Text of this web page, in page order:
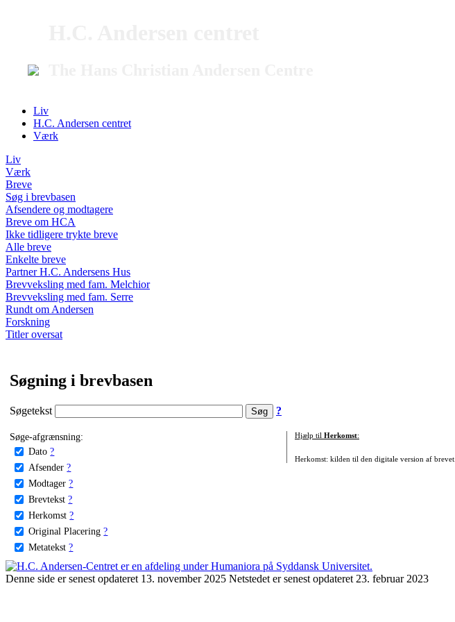
Liv
H.C. Andersen centret
Værk
Liv
Værk
Breve
Søg i brevbasen
Afsendere og modtagere
Breve om HCA
Ikke tidligere trykte breve
Alle breve
Enkelte breve
Partner H.C. Andersens Hus
Brevveksling med fam. Melchior
Brevveksling med fam. Serre
Rundt om Andersen
Forskning
Titler oversat
Søgning i brevbasen
Søgetekst ?
Søge-afgrænsning:
Dato ?
Afsender ?
Modtager ?
Brevtekst ?
Herkomst ?
Original Placering ?
Metatekst ?
Hjælp til Herkomst:
Herkomst: kilden til den digitale version af brevet.
Denne side er senest opdateret 13. november 2025 Netstedet er senest opdateret 23. februar 2023